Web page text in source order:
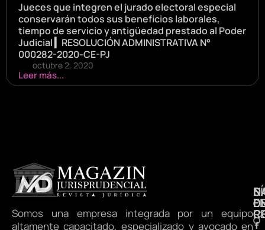
Jueces que integren el jurado electoral especial
conservarán todos sus beneficios laborales,
tiempo de servicio y antigüedad prestado al Poder
Judicial ▎RESOLUCIÓN ADMINISTRATIVA N°
000282-2020-CE-PJ
octubre 2, 2020
Leer más...
Somos una empresa integrada por un equipo
altamente capacitado, especializado y avocado en